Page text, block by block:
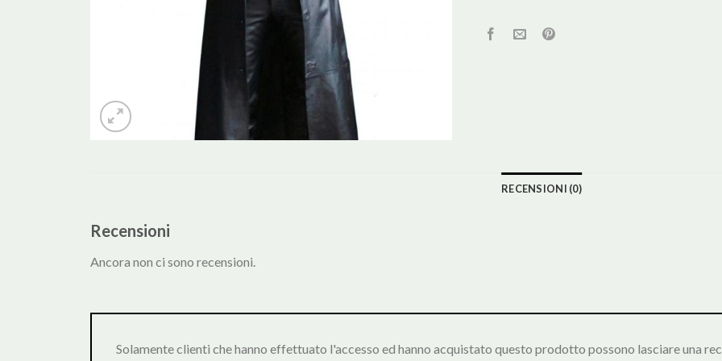
RECENSIONI (0)
Recensioni
Ancora non ci sono recensioni.
Solamente clienti che hanno effettuato l'accesso ed hanno acquistato questo prodotto possono lasciare una